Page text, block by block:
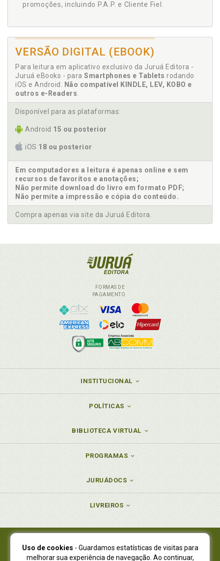
promoções, incluindo P.A.P. e Cliente Fiel.
VERSÃO DIGITAL (EBOOK)
Para leitura em aplicativo exclusivo da Juruá Editora -
Juruá eBooks - para Smartphones e Tablets rodando
iOS e Android.
Não compatível KINDLE, LEV, KOBO e
outros e-Readers
Disponível para as plataformas:
Android 15 ou posterior
iOS 18 ou posterior
Em computadores a leitura é apenas online e sem
recursos de favoritos e anotações;
Não permite download do livro em formato PDF;
Não permite a impressão e cópia do conteúdo.
Compra apenas via site da Juruá Editora.
FORMAS DE
PAGAMENTO
INSTITUCIONAL
POLÍTICAS
BIBLIOTECA VIRTUAL
PROGRAMAS
JURUÁDOCS
LIVREIROS
Juruá Editora Ltda., CNPJ 77.535.508/0001-19
Uso de cookies - Guardamos estatísticas de visitas para
melhorar sua experiência de navegação. Ao continuar,